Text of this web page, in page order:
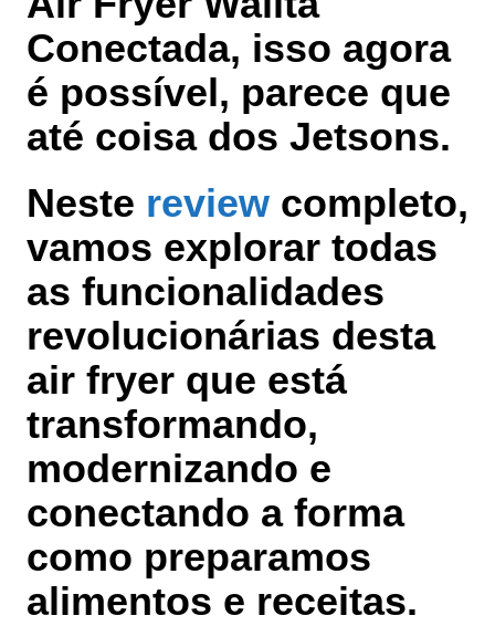
Conectada, isso agora
é possível, parece que
até coisa dos Jetsons.
Neste review completo,
vamos explorar todas
as funcionalidades
revolucionárias desta
air fryer que está
transformando,
modernizando e
conectando a forma
como preparamos
alimentos e receitas.